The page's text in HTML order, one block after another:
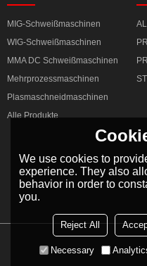
MIG-Schweißmaschinen
WIG-Schweißmaschinen
MMA DC Schweißmaschinen
Mehrprozessmaschinen
Plasmaschneidmaschinen
Alle Produkte
We use cookies to
experience. They also
behavior in order to
you.
Reject All
Necessary